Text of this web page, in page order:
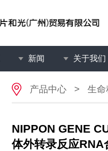
新闻 关于我们
产品中心 > 生命
NIPPON GENE
体外转录反应RNA